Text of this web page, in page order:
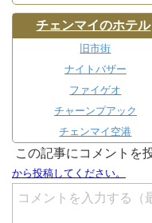
チェンマイのホテル
旧市街
ナイトバザー
ファイゲオ
チャーンプアック
チェンマイ空港